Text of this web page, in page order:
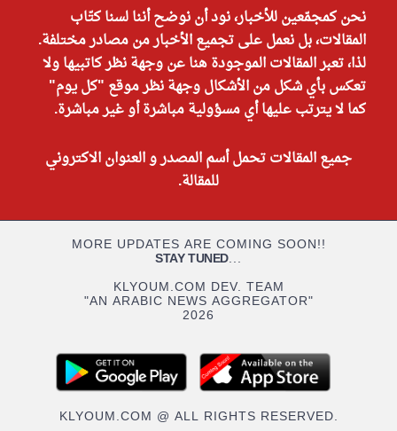
نحن كمجمّعين للأخبار، نود أن نوضح أننا لسنا كتّاب
المقالات، بل نعمل على تجميع الأخبار من مصادر مختلفة.
لذا، تعبر المقالات الموجودة هنا عن وجهة نظر كاتبيها ولا
تعكس بأي شكل من الأشكال وجهة نظر موقع "كل يوم"
كما لا يترتب عليها أي مسؤولية مباشرة أو غير مباشرة.
جميع المقالات تحمل أسم المصدر و العنوان الاكتروني
للمقالة.
MORE UPDATES ARE COMING SOON!!
STAY TUNED...
KLYOUM.COM DEV. TEAM
"AN ARABIC NEWS AGGREGATOR"
2026
KLYOUM.COM @ ALL RIGHTS RESERVED.